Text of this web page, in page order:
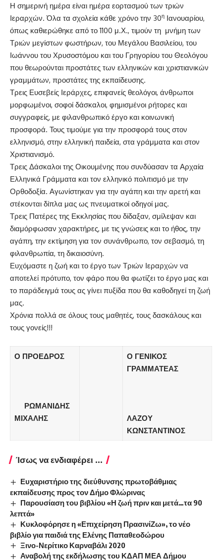
Η σημερινή ημέρα είναι ημέρα εορτασμού των τριών
Ιεραρχών. Όλα τα σχολεία κάθε χρόνο την 30η Ιανουαρίου,
όπως καθιερώθηκε από το 1100 μ.Χ., τιμούν τη μνήμη των
Τριών μεγίστων φωστήρων, του Μεγάλου Βασιλείου, του
Ιωάννου του Χρυσοστόμου και του Γρηγορίου του Θεολόγου
που θεωρούνται προστάτες των ελληνικών και χριστιανικών
γραμμάτων, προστάτες της εκπαίδευσης.
Τρεις Ευσεβείς Ιεράρχες, επιφανείς θεολόγοι, άνθρωποι
μορφωμένοι, σοφοί δάσκαλοι, φημισμένοι ρήτορες και
συγγραφείς, με φιλανθρωπικό έργο και κοινωνική
προσφορά. Τους τιμούμε για την προσφορά τους στον
ελληνισμό, στην ελληνική παιδεία, στα γράμματα και στον
Χριστιανισμό.
Τρεις Δάσκαλοι της Οικουμένης που συνδύασαν τα Αρχαία
Ελληνικά Γράμματα και τον ελληνικό πολιτισμό με την
Ορθοδοξία. Αγωνίστηκαν για την αγάπη και την αρετή και
στέκονται δίπλα μας ως πνευματικοί οδηγοί μας.
Τρεις Πατέρες της Εκκλησίας που δίδαξαν, σμίλεψαν και
διαμόρφωσαν χαρακτήρες, με τις γνώσεις και το ήθος, την
αγάπη, την εκτίμηση για τον συνάνθρωπο, τον σεβασμό, τη
φιλανθρωπία, τη δικαιοσύνη.
Ευχόμαστε η ζωή και το έργο των Τριών Ιεραρχών να
αποτελεί πρότυπο, τον φάρο που θα φωτίζει το έργο μας και
το παράδειγμά τους ας γίνει πυξίδα που θα καθοδηγεί τη ζωή
μας.
Χρόνια πολλά σε όλους τους μαθητές, τους δασκάλους και
τους γονείς!!!
Ο ΠΡΟΕΔΡΟΣ
ΡΩΜΑΝΙΔΗΣ
ΜΙΧΑΛΗΣ
Ο ΓΕΝΙΚΟΣ
ΓΡΑΜΜΑΤΕΑΣ
ΛΑΖΟΥ
ΚΩΝΣΤΑΝΤΙΝΟΣ
Ίσως να ενδιαφέρει ...
Ευχαριστήριο της διεύθυνσης πρωτοβάθμιας
εκπαίδευσης προς τον Δήμο Φλώρινας
Παρουσίαση του βιβλίου «Η ζωή πριν και μετά…τα 90
λεπτά»
Κυκλοφόρησε η «Επιχείρηση ΠρασινίΖω», το νέο
βιβλίο για παιδιά της Ελένης Παπαθεοδώρου
Ξινο-Νερίτικο Καρναβάλι 2020
Αναβολή της εκδήλωσης του ΚΔΑΠ ΜΕΑ Δήμου